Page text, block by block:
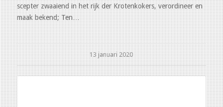
scepter zwaaiend in het rijk der Krotenkokers, verordineer en
maak bekend; Ten…
13 januari 2020